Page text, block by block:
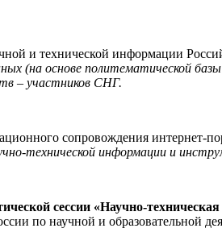
и технической информации
(на основе политематической
– участников СНГ.
сопровождения интернет-
технической информации и
сессии «Научно-
по научной и образовательной